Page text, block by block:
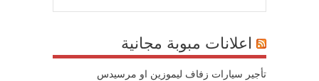
اعلانات مبوبة مجانية
تأجير سيارات زفاف ليموزين او مرسيدس